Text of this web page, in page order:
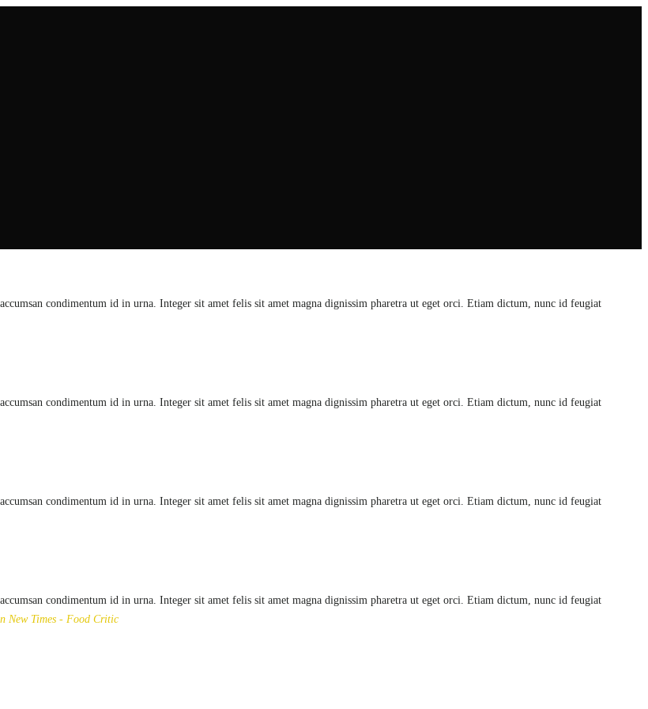
condimentum id in urna. Integer sit amet felis sit amet magna dignissim pharetra ut eget orci. Etiam dictum, nunc id feugiat
condimentum id in urna. Integer sit amet felis sit amet magna dignissim pharetra ut eget orci. Etiam dictum, nunc id feugiat
condimentum id in urna. Integer sit amet felis sit amet magna dignissim pharetra ut eget orci. Etiam dictum, nunc id feugiat
condimentum id in urna. Integer sit amet felis sit amet magna dignissim pharetra ut eget orci. Etiam dictum, nunc id feugiat
New Times - Food Critic